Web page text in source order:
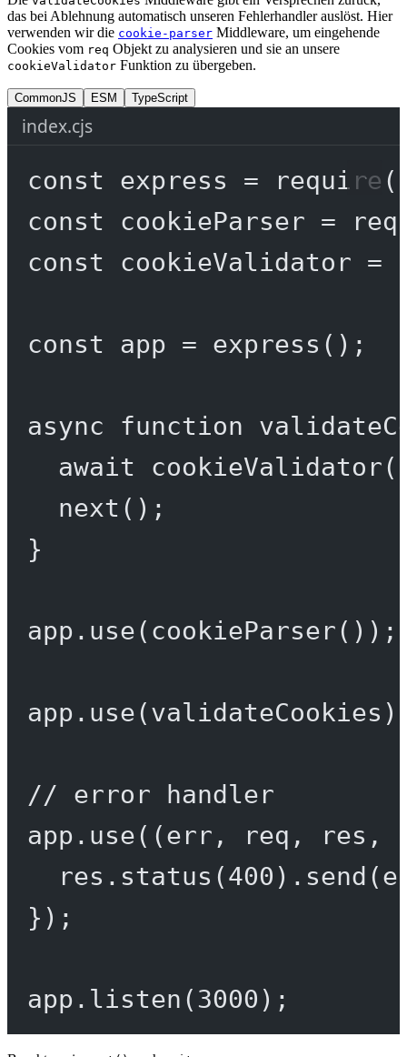
das bei Ablehnung automatisch unseren Fehlerhandler auslöst. Hier
verwenden wir die cookie-parser Middleware, um eingehende
Cookies vom req Objekt zu analysieren und sie an unsere
cookieValidator Funktion zu übergeben.
CommonJS ESM TypeScript
index.cjs
const express = require (
const
cookieParser =
const
cookieValidator =
const app = express ();
async function
await
cookieValidator
next ();
}
app. use( cookieParser());
app. use
// error handler
app. use((err , req , res ,
res. status (400 ). send
});
app. listen (3000 );